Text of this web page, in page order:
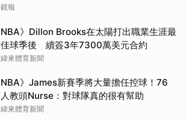
鏡報
NBA》Dillon Brooks在太陽打出職業生涯最
佳球季後 續簽3年7300萬美元合約
緯來體育新聞
NBA》James新賽季將大量擔任控球！76
人教頭Nurse：對球隊真的很有幫助
緯來體育新聞